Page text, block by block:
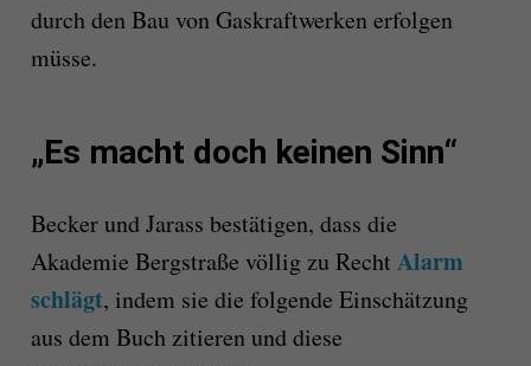
durch den Bau von Gaskraftwerken erfolgen
müsse.
„Es macht doch keinen Sinn“
Becker und Jarass bestätigen, dass die
Akademie Bergstraße völlig zu Recht Alarm
schlägt, indem sie die folgende Einschätzung
aus dem Buch zitieren und diese